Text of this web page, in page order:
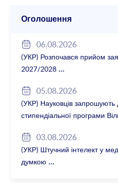
Оголошення
06.08.2026
(УКР) Розпочався прийом
2027/2028
05.08.2026
(УКР) Науковців запрошують
стипендіальної програми
03.08.2026
(УКР) Штучний інтелект у
думкою